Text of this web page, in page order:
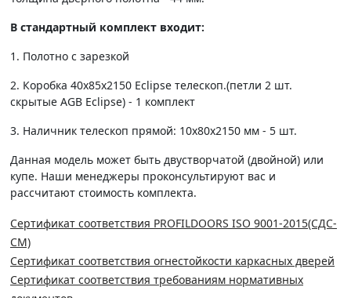
В стандартный комплект входит:
1. Полотно c зарезкой
2. Коробка 40х85х2150 Eclipse телескоп.(петли 2 шт.
скрытые AGB Eclipse) - 1 комплект
3. Наличник телескоп прямой: 10х80х2150 мм - 5 шт.
Данная модель может быть двустворчатой (двойной) или
купе. Наши менеджеры проконсультируют вас и
рассчитают стоимость комплекта.
Сертификат соответствия PROFILDOORS ISO 9001-2015(СДС-
СМ)
Сертификат соответствия огнестойкости каркасных дверей
Сертификат соответствия требованиям нормативных